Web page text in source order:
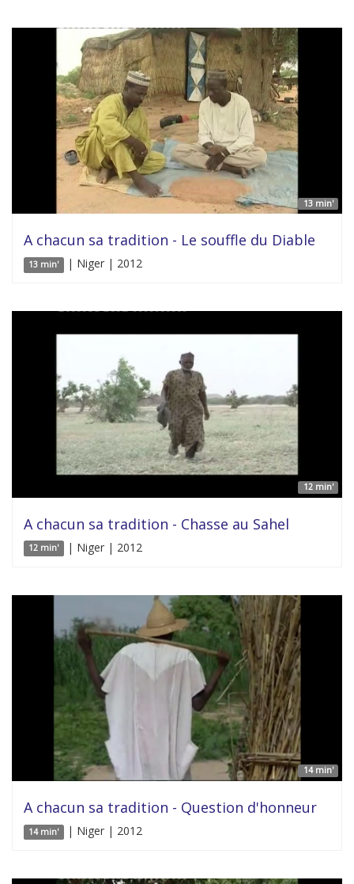
13 min'
A chacun sa tradition - Le souffle du Diable
13 min' | Niger | 2012
12 min'
A chacun sa tradition - Chasse au Sahel
12 min' | Niger | 2012
14 min'
A chacun sa tradition - Question d'honneur
14 min' | Niger | 2012